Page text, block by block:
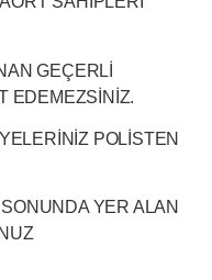
GEÇERLİ
EDEMEZSİNİZ.
POLİSTEN
YER ALAN